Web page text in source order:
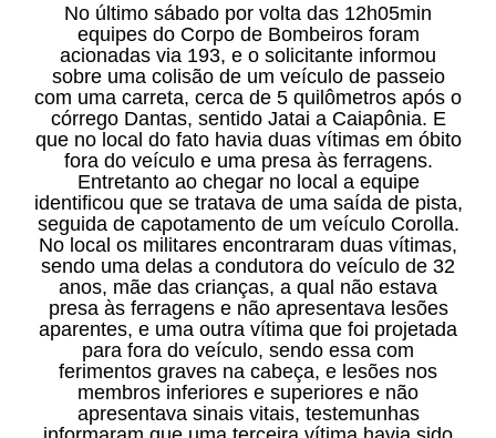
No último sábado por volta das 12h05min
equipes do Corpo de Bombeiros foram
acionadas via 193, e o solicitante informou
sobre uma colisão de um veículo de passeio
com uma carreta, cerca de 5 quilômetros após o
córrego Dantas, sentido Jatai a Caiapônia. E
que no local do fato havia duas vítimas em óbito
fora do veículo e uma presa às ferragens.
Entretanto ao chegar no local a equipe
identificou que se tratava de uma saída de pista,
seguida de capotamento de um veículo Corolla.
No local os militares encontraram duas vítimas,
sendo uma delas a condutora do veículo de 32
anos, mãe das crianças, a qual não estava
presa às ferragens e não apresentava lesões
aparentes, e uma outra vítima que foi projetada
para fora do veículo, sendo essa com
ferimentos graves na cabeça, e lesões nos
membros inferiores e superiores e não
apresentava sinais vitais, testemunhas